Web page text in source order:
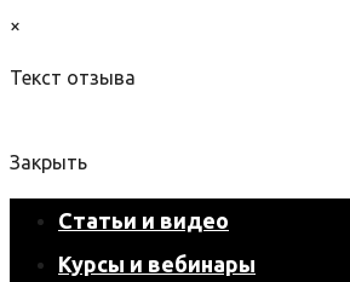
×
Текст отзыва
Закрыть
Статьи и видео
Курсы и вебинары